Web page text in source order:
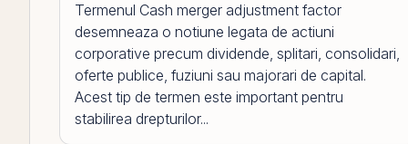
Termenul Cash merger adjustment factor
desemneaza o notiune legata de actiuni
corporative precum dividende, splitari, consolidari,
oferte publice, fuziuni sau majorari de capital.
Acest tip de termen este important pentru
stabilirea drepturilor...